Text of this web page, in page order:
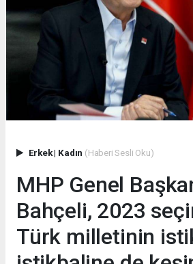
Erkek| Kadın (Haberi Sesli Oku)
MHP Genel
Bahçeli, 2023
Türk milletinin